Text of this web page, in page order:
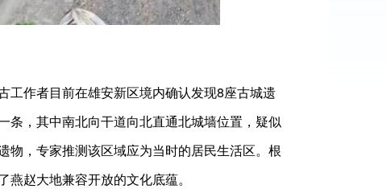
作者目前在雄安新区境内确认发现8座古城遗
条，其中南北向干道向北直通北城墙位置，疑似
物，专家推测该区域应为当时的居民生活区。根
赵大地兼容开放的文化底蕴。